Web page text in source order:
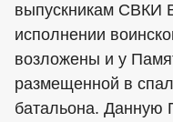
выпускникам
исполнении
возложены и у
размещенной в
батальона. Данную